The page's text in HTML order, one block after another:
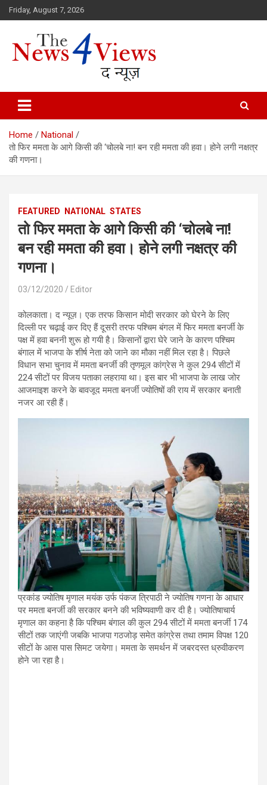
Skip
to
Friday, August 7, 2026
TheNews4Views
Home
National
तो फिर ममता के आगे किसी की ‘चोलबे ना! बन रही ममता की हवा। होने लगी नक्षत्र
की गणना।
FEATURED NATIONAL STATES
तो फिर ममता के आगे किसी की ‘चोलबे ना!
बन रही ममता की हवा। होने लगी नक्षत्र की
गणना।
03/12/2020 Editor
कोलकाता। द न्यूज़। एक तरफ किसान मोदी सरकार को घेरने के लिए
दिल्ली पर चढ़ाई कर दिए हैं दूसरी तरफ पश्चिम बंगल में फिर ममता बनर्जी के
पक्ष में हवा बननी शुरू हो गयी है। किसानों द्वारा घेरे जाने के कारण पश्चिम
बंगाल में भाजपा के शीर्ष नेता को जाने का मौका नहीं मिल रहा है। पिछले
विधान सभा चुनाव में ममता बनर्जी की तृणमूल कांग्रेस ने कुल 294 सीटों में
224 सीटों पर विजय पताका लहराया था। इस बार भी भाजपा के लाख जोर
आजमाइश करने के बावजूद ममता बनर्जी ज्योतिषों की राय में सरकार बनाती
नजर आ रही हैं।
प्रकांड ज्योतिष मृणाल मयंक उर्फ पंकज त्रिपाठी ने ज्योतिष गणना के आधार
पर ममता बनर्जी की सरकार बनने की भविष्यवाणी कर दी है। ज्योतिषाचार्य
मृणाल का कहना है कि पश्चिम बंगाल की कुल 294 सीटों में ममता बनर्जी 174
सीटों तक जाएंगी जबकि भाजपा गठजोड़ समेत कांग्रेस तथा तमाम विपक्ष 120
सीटों के आस पास सिमट जयेगा। ममता के समर्थन में जबरदस्त ध्रुवीकरण
होने जा रहा है।